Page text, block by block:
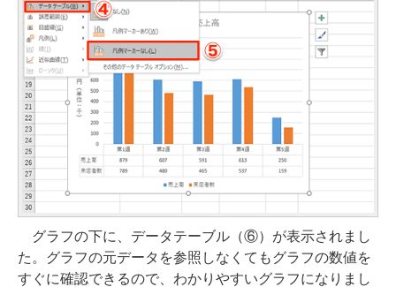
グラフの下に、データテーブル（⑥）が表示されまし
た。グラフの元データを参照しなくてもグラフの数値を
すぐに確認できるので、わかりやすいグラフになりまし